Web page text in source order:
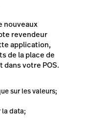
nouveaux
revendeur
application,
de la place de
votre POS.
sur les valeurs;
la data;